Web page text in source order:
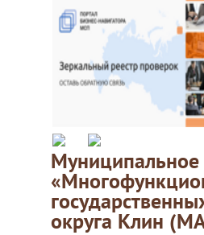
округа Клин